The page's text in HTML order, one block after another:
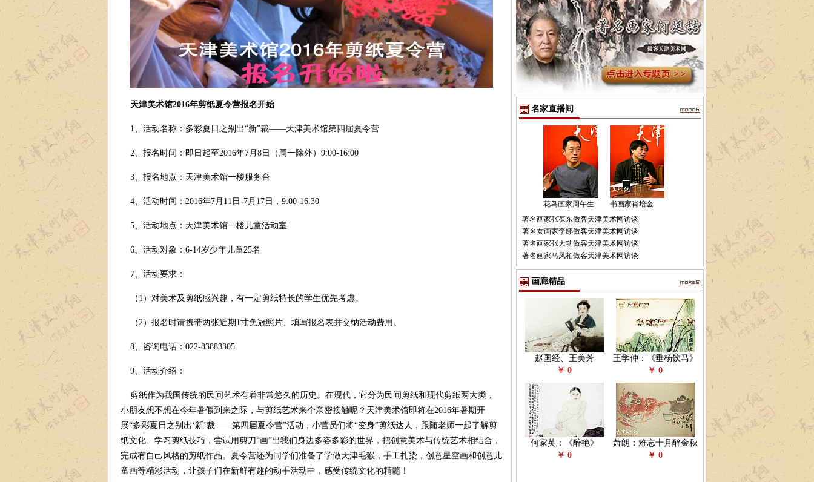
天津美术馆2016年剪纸夏令营报名开始
1、活动名称：多彩夏日之别出“新”裁——天津美术馆第四届夏令营
2、报名时间：即日起至2016年7月8日（周一除外）9:00-16:00
3、报名地点：天津美术馆一楼服务台
4、活动时间：2016年7月11日-7月17日，9:00-16:30
5、活动地点：天津美术馆一楼儿童活动室
6、活动对象：6-14岁少年儿童25名
7、活动要求：
（1）对美术及剪纸感兴趣，有一定剪纸特长的学生优先考虑。
（2）报名时请携带两张近期1寸免冠照片、填写报名表并交纳活动费用。
8、咨询电话：022-83883305
9、活动介绍：
剪纸作为我国传统的民间艺术有着非常悠久的历史。在现代，它分为民间剪纸和现代剪纸两大类，
小朋友想不想在今年暑假到来之际，与剪纸艺术来个亲密接触呢？天津美术馆即将在2016年暑期开
展“多彩夏日之别出‘新’裁——第四届夏令营”活动，小营员们将“变身”剪纸达人，跟随老师一起了解剪
纸文化、学习剪纸技巧，尝试用剪刀“画”出我们身边多姿多彩的世界，把创意美术与传统艺术相结合，
完成有自己风格的剪纸作品。夏令营还为同学们准备了学做天津毛猴，手工扎染，创意星空画和创意儿
童画等精彩活动，让孩子们在新鲜有趣的动手活动中，感受传统文化的精髓！
名家直播间
花鸟画家周午生
书画家肖培金
著名画家张葆东做客天津美术网访谈
著名女画家李娜做客天津美术网访谈
著名画家张大功做客天津美术网访谈
著名画家马凤柏做客天津美术网访谈
画廊精品
赵国经、王美芳
￥ 0
王学仲：《垂杨饮马》
￥ 0
何家英：《醉艳》
￥ 0
萧朗：难忘十月醉金秋
￥ 0